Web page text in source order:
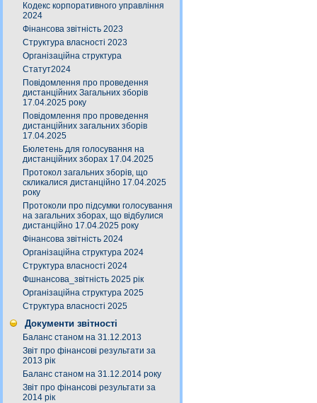
Кодекс корпоративного управління
2024
Фінансова звітність 2023
Структура власності 2023
Організаційна структура
Статут2024
Повідомлення про проведення
дистанційних Загальних зборів
17.04.2025 року
Повідомлення про проведення
дистанційних загальних зборів
17.04.2025
Бюлетень для голосування на
дистанційних зборах 17.04.2025
Протокол загальних зборів, що
скликалися дистанційно 17.04.2025
року
Протоколи про підсумки голосування
на загальних зборах, що відбулися
дистанційно 17.04.2025 року
Фінансова звітність 2024
Організаційна структура 2024
Структура власності 2024
Фшнансова_звітність 2025 рік
Організаційна структура 2025
Структура власності 2025
Документи звітності
Баланс станом на 31.12.2013
Звіт про фінансові результати за
2013 рік
Баланс станом на 31.12.2014 року
Звіт про фінансові результати за
2014 рік